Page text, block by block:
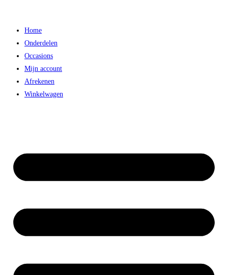
Home
Onderdelen
Occasions
Mijn account
Afrekenen
Winkelwagen